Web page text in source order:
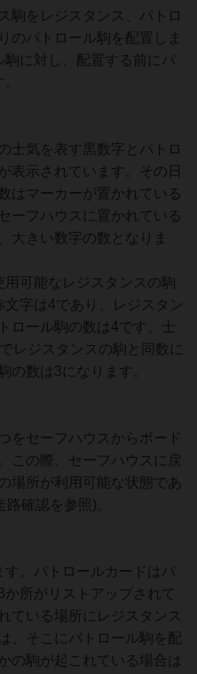
駒をレジスタンス、パトロ
のパトロール駒を配置しま
に対し、配置する前にパ
士気を表す黒数字とパトロ
表示されています。その日
はマーカーが置かれている
ーフハウスに置かれている
大きい数字の数となりま
可能なレジスタンスの駒
字は4であり、レジスタン
ロール駒の数は4です。士
レジスタンスの駒と同数に
の数は3になります。
をセーフハウスからボード
この際、セーフハウスに戻
場所が利用可能な状態であ
確認を参照)。
。パトロールカードはパ
か所がリストアップされて
ている場所にレジスタンス
、そこにパトロール駒を配
の駒が起これている場合は